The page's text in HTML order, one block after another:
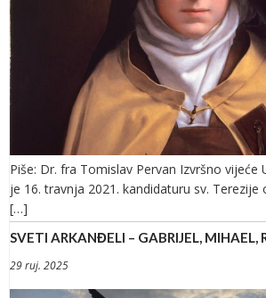
Piše: Dr. fra Tomislav Pervan Izvršno vijeće
je 16. travnja 2021. kandidaturu sv.
[…]
SVETI ARKANĐELI – GABRIJEL, MIHAEL,
29 ruj. 2025